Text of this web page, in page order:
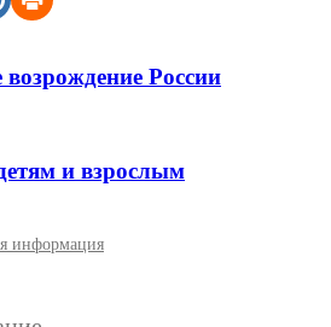
России
и взрослым
информация